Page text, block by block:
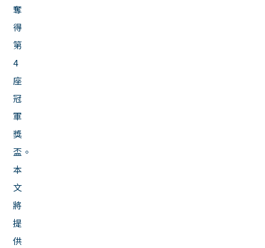
奪
得
第
4
座
冠
軍
獎
盃。
本
文
將
提
供